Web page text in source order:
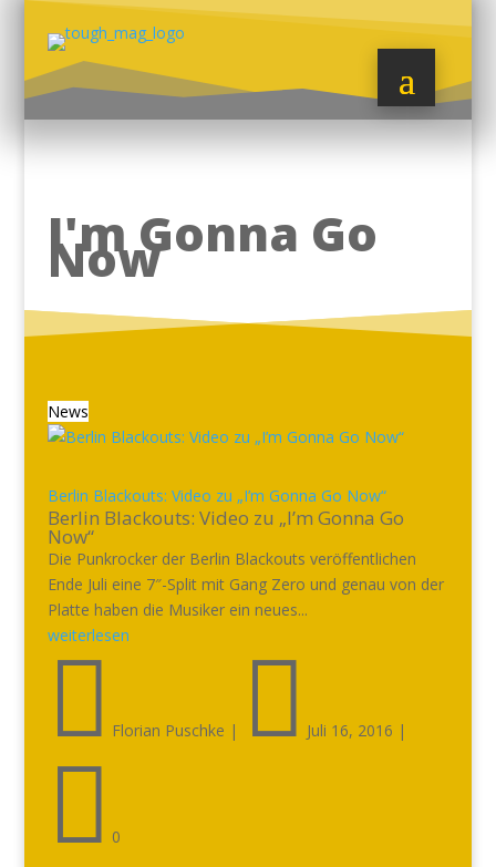
I'm Gonna Go
Now
News
Berlin Blackouts: Video zu „I’m Gonna Go Now“
Berlin Blackouts: Video zu „I’m Gonna Go
Now“
Die Punkrocker der Berlin Blackouts veröffentlichen
Ende Juli eine 7″-Split mit Gang Zero und genau von der
Platte haben die Musiker ein neues...
weiterlesen
 Florian Puschke |  Juli 16, 2016 |
 0